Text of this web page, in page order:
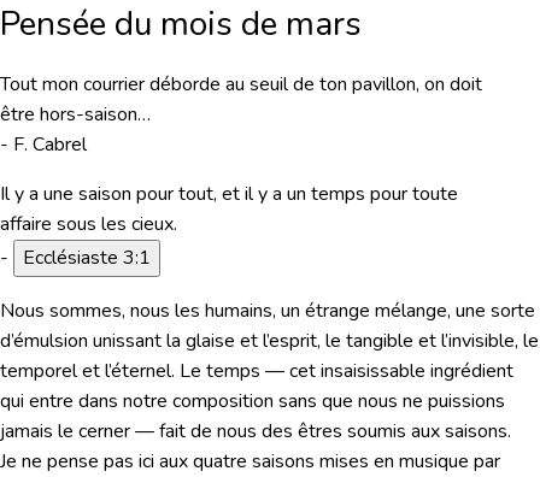
Pensée du mois de mars
Tout mon courrier déborde au seuil de ton pavillon, on doit
être hors-saison…
- F. Cabrel
Il y a une saison pour tout, et il y a un temps pour toute
affaire sous les cieux.
-
Ecclésiaste 3:1
Nous sommes, nous les humains, un étrange mélange, une sorte
d’émulsion unissant la glaise et l’esprit, le tangible et l’invisible, le
temporel et l’éternel. Le temps — cet insaisissable ingrédient
qui entre dans notre composition sans que nous ne puissions
jamais le cerner — fait de nous des êtres soumis aux saisons.
Je ne pense pas ici aux quatre saisons mises en musique par